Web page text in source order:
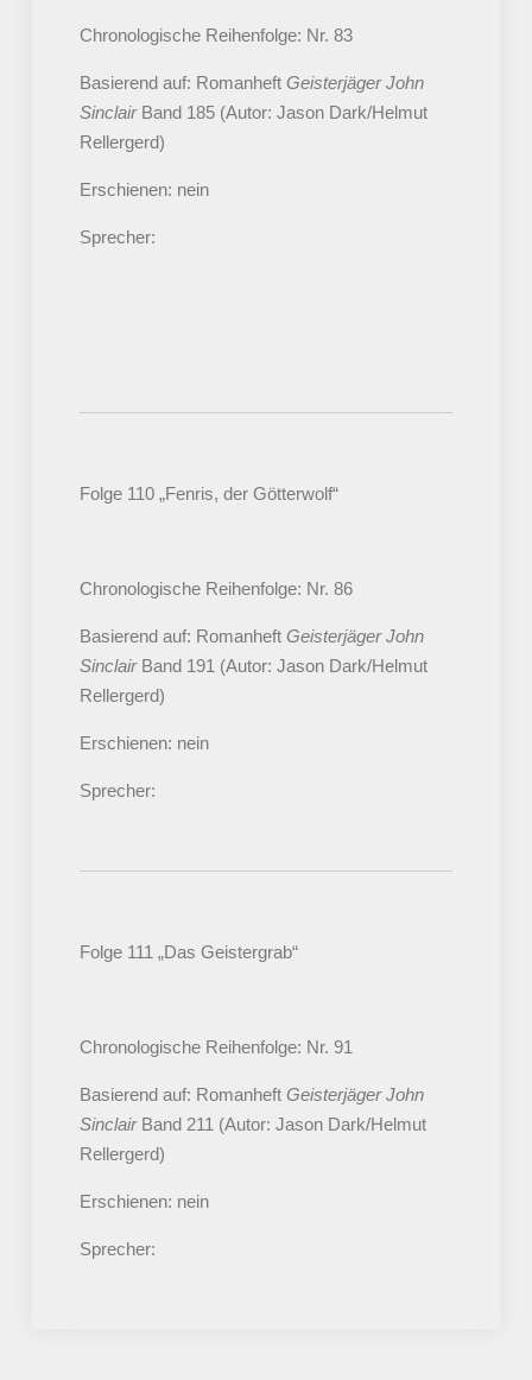
Chronologische Reihenfolge: Nr. 83
Basierend auf: Romanheft Geisterjäger John
SinclairBand 185 (Autor: Jason Dark/Helmut
Rellergerd)
Erschienen: nein
Sprecher:
Folge 110 „Fenris, der Götterwolf“
Chronologische Reihenfolge: Nr. 86
Basierend auf: Romanheft Geisterjäger John
SinclairBand 191 (Autor: Jason Dark/Helmut
Rellergerd)
Erschienen: nein
Sprecher:
Folge 111 „Das Geistergrab“
Chronologische Reihenfolge: Nr. 91
Basierend auf: Romanheft Geisterjäger John
SinclairBand 211 (Autor: Jason Dark/Helmut
Rellergerd)
Erschienen: nein
Sprecher: